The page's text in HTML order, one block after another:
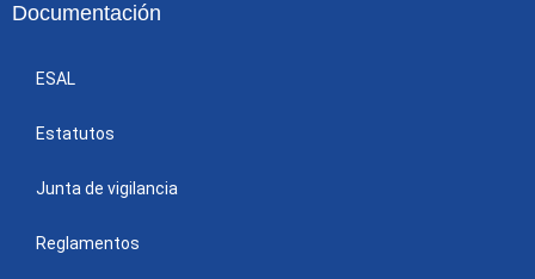
Documentación
ESAL
Estatutos
Junta de vigilancia
Reglamentos